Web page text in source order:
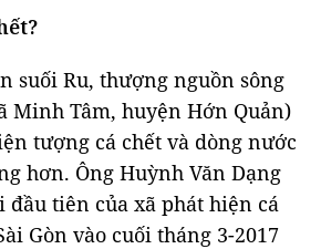
suối Ru, thượng nguồn sông
Minh Tâm, huyện Hớn Quản)
tượng cá chết và dòng nước
hơn. Ông Huỳnh Văn Dạng
đầu tiên của xã phát hiện cá
Gòn vào cuối tháng 3-2017